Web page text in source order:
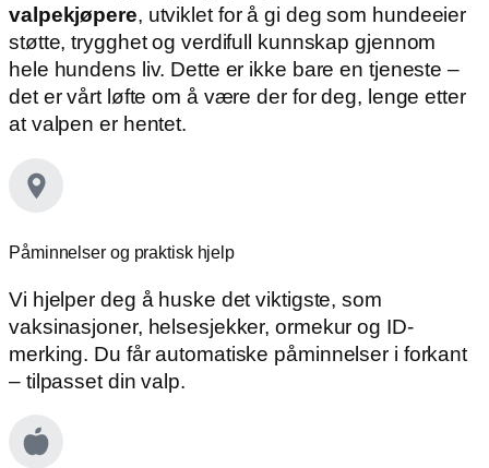
valpekjøpere, utviklet for å gi deg som hundeeier
støtte, trygghet og verdifull kunnskap gjennom
hele hundens liv. Dette er ikke bare en tjeneste –
det er vårt løfte om å være der for deg, lenge etter
at valpen er hentet.
Påminnelser og praktisk hjelp
Vi hjelper deg å huske det viktigste, som
vaksinasjoner, helsesjekker, ormekur og ID-
merking. Du får automatiske påminnelser i forkant
– tilpasset din valp.